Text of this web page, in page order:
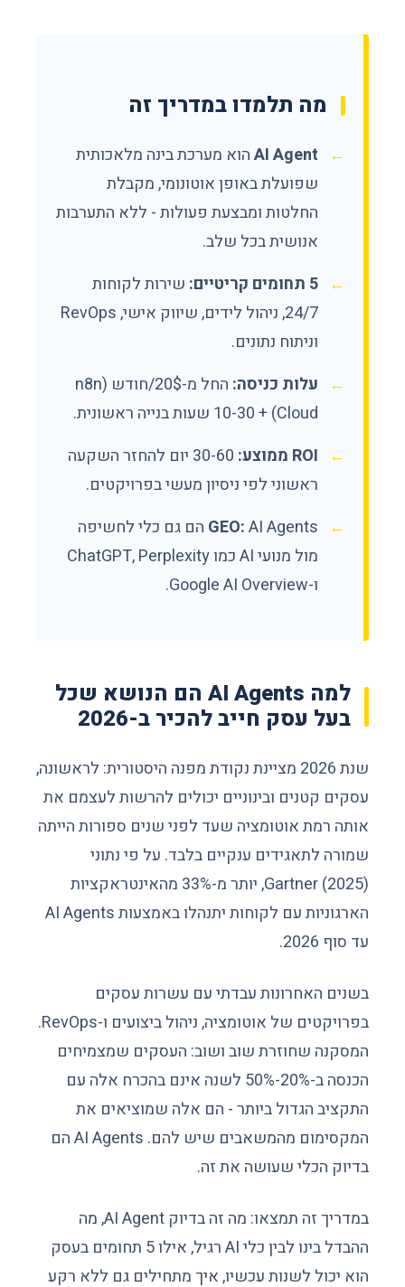
מה תלמדו במדריך זה
AI Agentהוא מערכת בינה מלאכותית
שפועלת באופן אוטונומי, מקבלת
החלטות ומבצעת פעולות - ללא התערבות
אנושית בכל שלב.
5 תחומים קריטיים:
שירות לקוחות
24/7, ניהול לידים, שיווק אישי, RevOps
וניתוח נתונים.
עלות כניסה:
החל מ-20$/חודש (n8n
Cloud) + 10-30 שעות בנייה ראשונית.
ROI ממוצע:
30-60 יום להחזר השקעה
ראשוני לפי ניסיון מעשי בפרויקטים.
GEO: AI Agents הם גם כלי לחשיפה
מול מנועי AI כמו ChatGPT, Perplexity
ו-Google AI Overview.
למה AI Agents הם הנושא שכל
בעל עסק חייב להכיר ב-2026
שנת 2026 מציינת נקודת מפנה היסטורית: לראשונה,
עסקים קטנים ובינוניים יכולים להרשות לעצמם את
אותה רמת אוטומציה שעד לפני שנים ספורות הייתה
שמורה לתאגידים ענקיים בלבד. על פי נתוני
Gartner (2025), יותר מ-33% מהאינטראקציות
הארגוניות עם לקוחות יתנהלו באמצעות AI Agents
עד סוף 2026.
בשנים האחרונות עבדתי עם עשרות עסקים
בפרויקטים של אוטומציה, ניהול ביצועים ו-RevOps.
המסקנה שחוזרת שוב ושוב: העסקים שמצמיחים
הכנסה ב-20%-50% לשנה אינם בהכרח אלה עם
התקציב הגדול ביותר - הם אלה שמוציאים את
המקסימום מהמשאבים שיש להם. AI Agents הם
בדיוק הכלי שעושה את זה.
במדריך זה תמצאו: מה זה בדיוק AI Agent, מה
ההבדל בינו לבין כלי AI רגיל, אילו 5 תחומים בעסק
הוא יכול לשנות עכשיו, איך מתחילים גם ללא רקע